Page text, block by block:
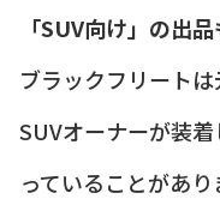
「SUV向け」の出
ブラックフリートは
SUVオーナーが装
っていることがあり